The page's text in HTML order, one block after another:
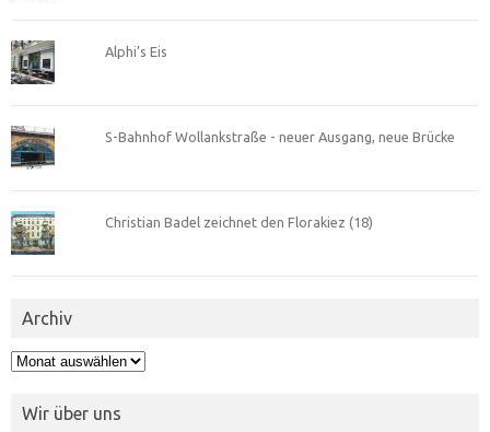
Alphi’s Eis
S-Bahnhof Wollankstraße - neuer Ausgang, neue Brücke
Christian Badel zeichnet den Florakiez (18)
Archiv
Archiv
Wir über uns